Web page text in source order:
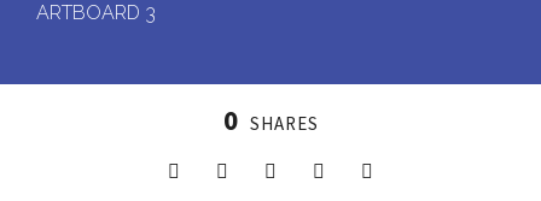
ARTBOARD 3
0 SHARES